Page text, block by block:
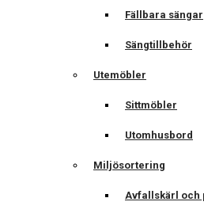
Fällbara sängar
Sängtillbehör
Utemöbler
Sittmöbler
Utomhusbord
Miljösortering
Avfallskärl och